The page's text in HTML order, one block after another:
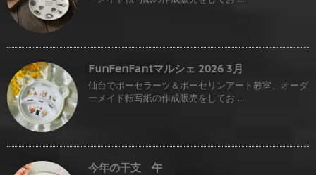
FunFenFantマルシェ 2026 3月
仙台でポーセラーツ＆ポーセリンアート教室、オーダ
ーメイド転写紙の作成販売をしてお ...
今年の干支 午